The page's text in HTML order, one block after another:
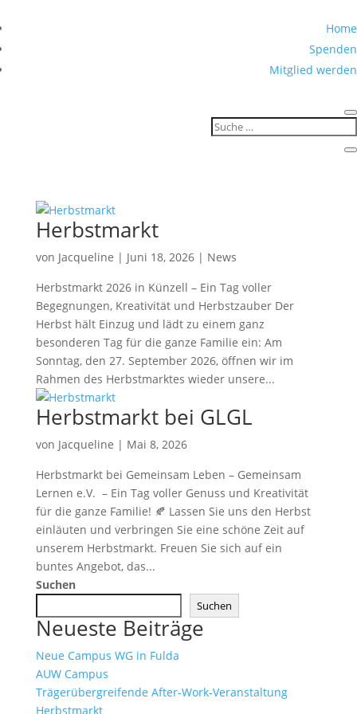
Home
Spenden
Mitglied werden
Herbstmarkt
von Jacqueline | Juni 18, 2026| News
Herbstmarkt 2026 in Künzell – Ein Tag voller
Begegnungen, Kreativität und Herbstzauber Der
Herbst hält Einzug und lädt zu einem ganz
besonderen Tag für die ganze Familie ein: Am
Sonntag, den 27. September 2026, öffnen wir im
Rahmen des Herbstmarktes wieder unsere...
Herbstmarkt bei GLGL
von Jacqueline | Mai 8, 2026
Herbstmarkt bei Gemeinsam Leben – Gemeinsam
Lernen e.V. – Ein Tag voller Genuss und Kreativität
für die ganze Familie! 🍂 Lassen Sie uns den Herbst
einläuten und verbringen Sie eine schöne Zeit auf
unserem Herbstmarkt. Freuen Sie sich auf ein
buntes Angebot, das...
Suchen
Suchen
Neueste Beiträge
Neue Campus WG in Fulda
AUW Campus
Trägerübergreifende After-Work-Veranstaltung
Herbstmarkt